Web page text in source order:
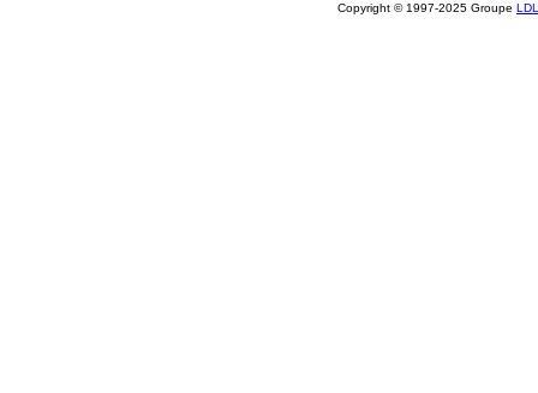
Copyright © 1997-2025 Groupe